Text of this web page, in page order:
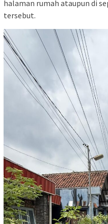
halaman rumah ataupun di
tersebut.